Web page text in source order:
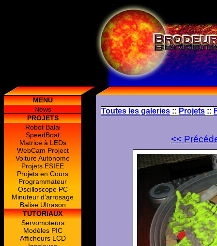
MENU
News
PROJETS
Robot Balai
SpeedBoat
Matrice à LEDs
WebCam Project
Voiture Autonome
Projets ESIEE
Projets en Cours
Programmateur
Oscilloscope PC
Minuteur d'arrosage
Balise Ultrason
TUTORIAUX
Servomoteurs
Modèles PIC
Afficheurs LCD
Toutes les galeries :: Projets ::
<<